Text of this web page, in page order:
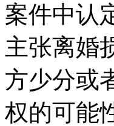
案件中认
主张离婚
方少分或
权的可能